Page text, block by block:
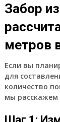
Забор
метров
Если вы
для
количество
мы расскажем